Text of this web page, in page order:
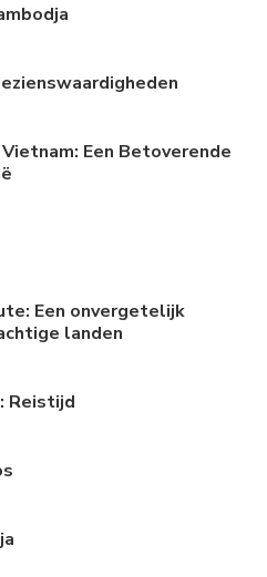
Een Betoverende
Een onvergetelijk
landen
Reistijd